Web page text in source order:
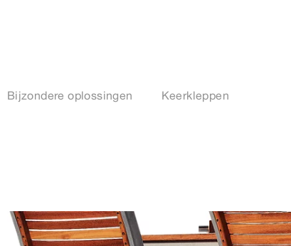
Bijzondere oplossingen Keerkleppen